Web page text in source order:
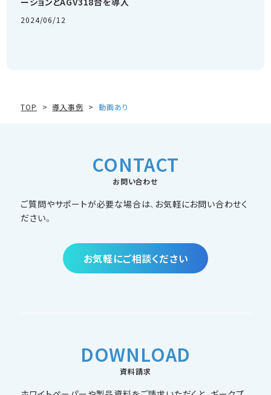
2024/06/12
TOP 導入事例 動画あり
CONTACT
お問い合わせ
ご質問やサポートが必要な場合は、お気軽にお問い合わせく
ださい。
お気軽にご相談ください
DOWNLOAD
資料請求